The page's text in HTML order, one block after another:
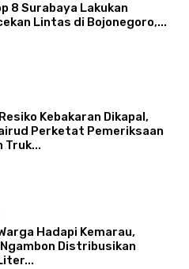
8 Surabaya Lakukan
Lintas di Bojonegoro,...
Kebakaran Dikapal,
Perketat Pemeriksaan
Truk...
Hadapi Kemarau,
Distribusikan